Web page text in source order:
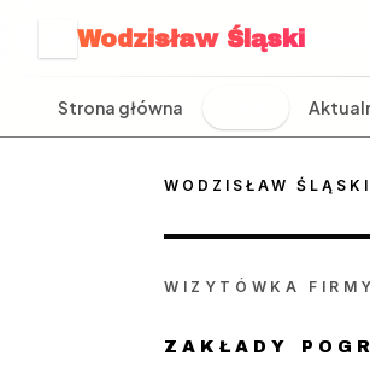
Wodzisław Śląski
Strona główna
WODZISŁAW ŚLĄSKI
WIZYTÓWKA FIRMY
ZAKŁADY